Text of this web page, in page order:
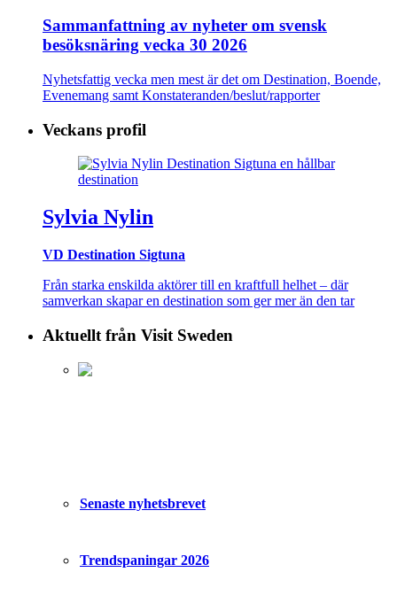
Sammanfattning av nyheter om svensk
besöksnäring vecka 30 2026
Nyhetsfattig vecka men mest är det om Destination, Boende,
Evenemang samt Konstateranden/beslut/rapporter
Veckans profil
Sylvia Nylin
VD Destination Sigtuna
Från starka enskilda aktörer till en kraftfull helhet – där
samverkan skapar en destination som ger mer än den tar
Aktuellt från Visit Sweden
Senaste nyhetsbrevet
Trendspaningar 2026